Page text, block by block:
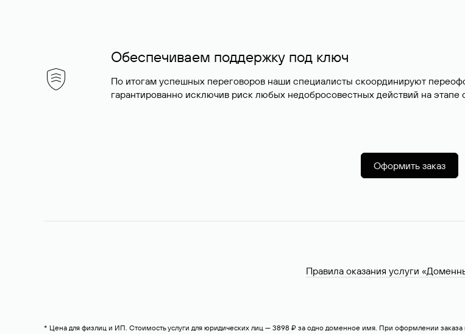
Обеспечиваем поддержку под ключ
По итогам успешных переговоров наши специалисты скоординируют
гарантированно исключив риск любых недобросовестных действий на этапе
Оформить заказ
Правила оказания услуги
* Цена для физлиц и ИП. Стоимость услуги для юридических лиц — 3898 ₽ за одно доменное имя. При оформлении